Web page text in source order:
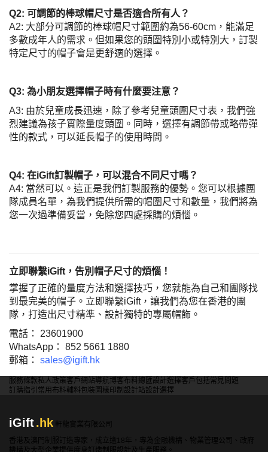
Q2: 可調節的棒球帽尺寸是否適合所有人？
A2: 大部分可調節的棒球帽尺寸範圍約為56-60cm，能滿足
多數成年人的需求。但如果您的頭圍特別小或特別大，訂製
特定尺寸的帽子會是更舒適的選擇。
Q3: 為小朋友選擇帽子時有什麼要注意？
A3: 由於兒童成長迅速，除了參考兒童頭圍尺寸表，我們強
烈建議為孩子實際量度頭圍。同時，選擇有調節帶或略帶彈
性的款式，可以延長帽子的使用時間。
Q4: 在iGift訂製帽子，可以混合不同尺寸嗎？
A4: 當然可以。這正是我們訂製服務的優勢。您可以根據團
隊成員名單，為我們提供所需的帽圍尺寸和數量，我們將為
您一次過準備妥當，免除您四處採購的煩惱。
立即聯繫iGift，告別帽子尺寸的煩惱！
掌握了正確的量度方法和選擇技巧，您就能為自己和團隊找
到最完美的帽子。立即聯繫iGift，讓我們為您在香港的團
隊，打造出尺寸精準、設計獨特的專屬帽飾。
電話： 23601900
WhatsApp： 852 5661 1880
郵箱： sales@igift.hk
服務條款私人政策客戶 網站導航博客布料總匯設計選擇客戶包括常見問題
訂購指引 常用布料輔料包裝 圖樣印制 設計站設計選擇
iGift.hk
軒龍實業有限公司
香港及澳門制服訂造專家，成立逾18年，專為金融機構、物業管理公司、政府
機構及大型企業提供度身訂造制服設計及生產服務。